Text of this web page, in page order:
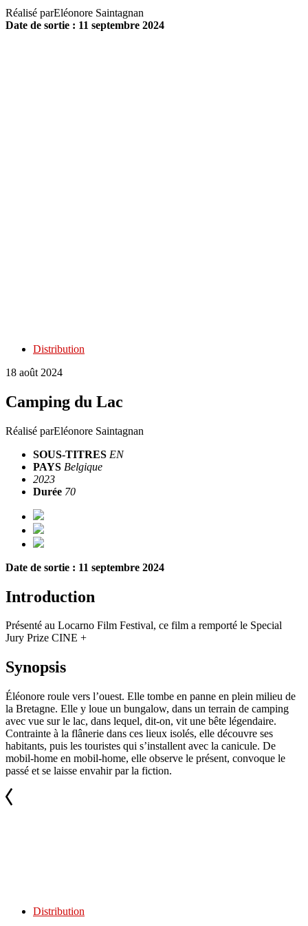
Réalisé parEléonore Saintagnan
Date de sortie : 11 septembre 2024
Distribution
18 août 2024
Camping du Lac
Réalisé parEléonore Saintagnan
SOUS-TITRES EN
PAYS Belgique
2023
Durée 70
Date de sortie : 11 septembre 2024
Introduction
Présenté au Locarno Film Festival, ce film a remporté le Special
Jury Prize CINE +
Synopsis
Éléonore roule vers l’ouest. Elle tombe en panne en plein milieu de
la Bretagne. Elle y loue un bungalow, dans un terrain de camping
avec vue sur le lac, dans lequel, dit-on, vit une bête légendaire.
Contrainte à la flânerie dans ces lieux isolés, elle découvre ses
habitants, puis les touristes qui s’installent avec la canicule. De
mobil-home en mobil-home, elle observe le présent, convoque le
passé et se laisse envahir par la fiction.
Distribution